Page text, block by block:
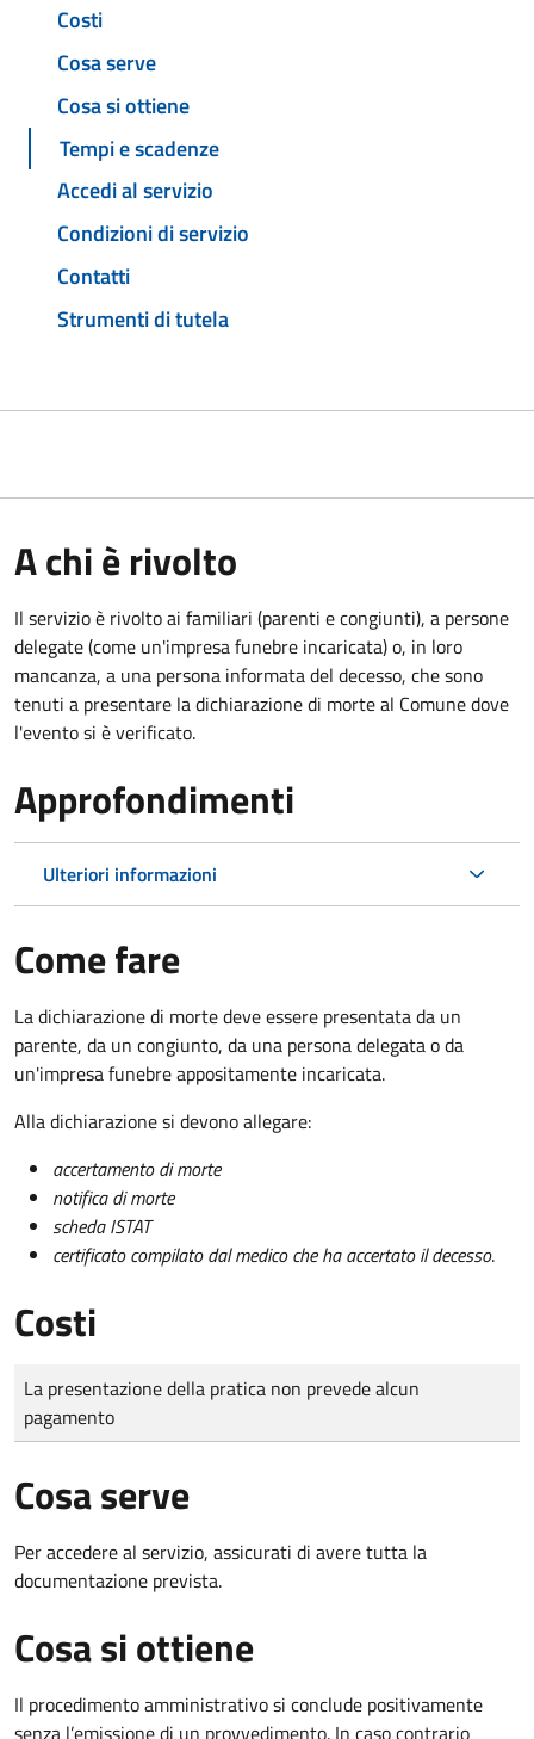
Costi
Cosa serve
Cosa si ottiene
Tempi e scadenze
Accedi al servizio
Condizioni di servizio
Contatti
Strumenti di tutela
A chi è rivolto
Il servizio è rivolto ai familiari (parenti e congiunti), a persone
delegate (come un'impresa funebre incaricata) o, in loro
mancanza, a una persona informata del decesso, che sono
tenuti a presentare la dichiarazione di morte al Comune dove
l'evento si è verificato.
Approfondimenti
Ulteriori informazioni
Come fare
La dichiarazione di morte deve essere presentata da un
parente, da un congiunto, da una persona delegata o da
un'impresa funebre appositamente incaricata.
Alla dichiarazione si devono allegare:
accertamento di morte
notifica di morte
scheda ISTAT
certificato compilato dal medico che ha accertato il decesso.
Costi
Tipo di pagamento
Importo
La presentazione della pratica non prevede alcun
pagamento
Cosa serve
Per accedere al servizio, assicurati di avere tutta la
documentazione prevista.
Cosa si ottiene
Il procedimento amministrativo si conclude positivamente
senza l’emissione di un provvedimento. In caso contrario